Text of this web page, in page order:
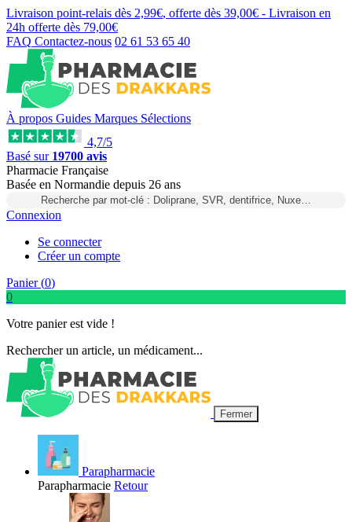
Livraison point-relais dès 2,99€, offerte dès 39,00€ - Livraison en
24h offerte dès 79,00€
FAQ Contactez-nous 02 61 53 65 40
À propos Guides Marques Sélections
4,7/5
Basé sur 19700 avis
Pharmacie Française
Basée en Normandie depuis 26 ans
Recherche par mot-clé : Doliprane, SVR, dentifrice, Nuxe…
Connexion
Se connecter
Créer un compte
Panier (0)
0
Votre panier est vide !
Rechercher un article, un médicament...
Fermer
Parapharmacie
Parapharmacie Retour